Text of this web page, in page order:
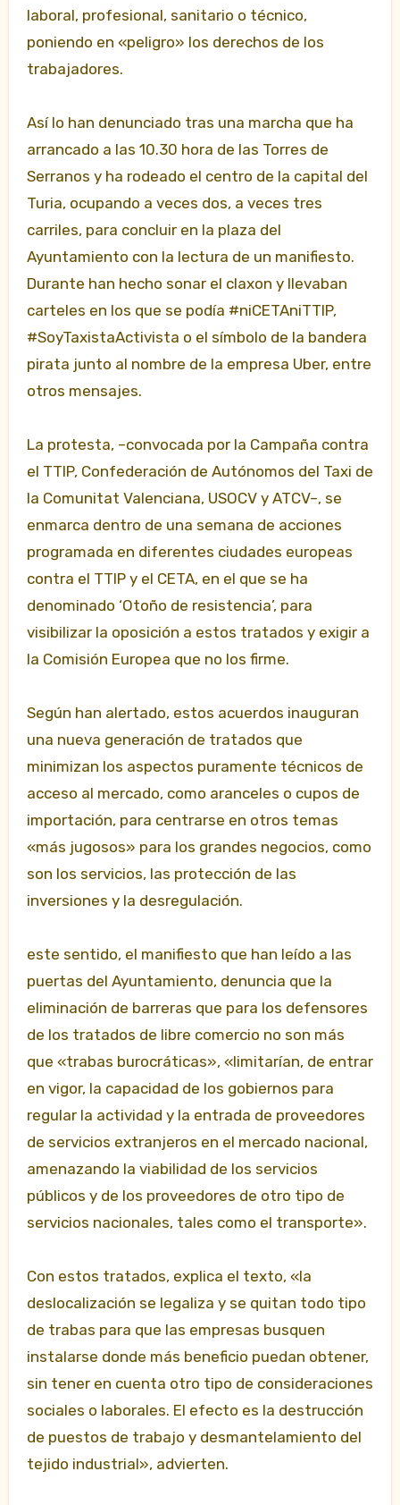
laboral, profesional, sanitario o técnico,
poniendo en «peligro» los derechos de los
trabajadores.
Así lo han denunciado tras una marcha que ha
arrancado a las 10.30 hora de las Torres de
Serranos y ha rodeado el centro de la capital del
Turia, ocupando a veces dos, a veces tres
carriles, para concluir en la plaza del
Ayuntamiento con la lectura de un manifiesto.
Durante han hecho sonar el claxon y llevaban
carteles en los que se podía #niCETAniTTIP,
#SoyTaxistaActivista o el símbolo de la bandera
pirata junto al nombre de la empresa Uber, entre
otros mensajes.
La protesta, –convocada por la Campaña contra
el TTIP, Confederación de Autónomos del Taxi de
la Comunitat Valenciana, USOCV y ATCV–, se
enmarca dentro de una semana de acciones
programada en diferentes ciudades europeas
contra el TTIP y el CETA, en el que se ha
denominado ‘Otoño de resistencia’, para
visibilizar la oposición a estos tratados y exigir a
la Comisión Europea que no los firme.
Según han alertado, estos acuerdos inauguran
una nueva generación de tratados que
minimizan los aspectos puramente técnicos de
acceso al mercado, como aranceles o cupos de
importación, para centrarse en otros temas
«más jugosos» para los grandes negocios, como
son los servicios, las protección de las
inversiones y la desregulación.
este sentido, el manifiesto que han leído a las
puertas del Ayuntamiento, denuncia que la
eliminación de barreras que para los defensores
de los tratados de libre comercio no son más
que «trabas burocráticas», «limitarían, de entrar
en vigor, la capacidad de los gobiernos para
regular la actividad y la entrada de proveedores
de servicios extranjeros en el mercado nacional,
amenazando la viabilidad de los servicios
públicos y de los proveedores de otro tipo de
servicios nacionales, tales como el transporte».
Con estos tratados, explica el texto, «la
deslocalización se legaliza y se quitan todo tipo
de trabas para que las empresas busquen
instalarse donde más beneficio puedan obtener,
sin tener en cuenta otro tipo de consideraciones
sociales o laborales. El efecto es la destrucción
de puestos de trabajo y desmantelamiento del
tejido industrial», advierten.